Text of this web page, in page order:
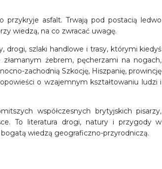
przykryje asfalt. Trwają pod postacią ledwo
wiedzą, na co zwracać uwagę.
drogi, szlaki handlowe i trasy, którymi kiedyś
żebrem, pęcherzami na nogach,
zachodnią Szkocję, Hiszpanię, prowincję
o wzajemnym kształtowaniu ludzi i
współczesnych brytyjskich pisarzy,
To literatura drogi, natury i przygody w
wiedzą geograficzno-przyrodniczą.